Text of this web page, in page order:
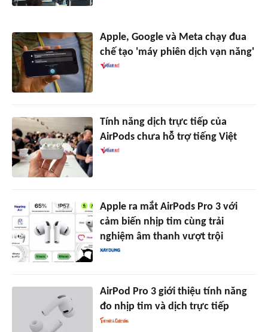
Apple, Google và Meta chạy đua
chế tạo 'máy phiên dịch vạn năng'
Tính năng dịch trực tiếp của
AirPods chưa hỗ trợ tiếng Việt
Apple ra mắt AirPods Pro 3 với
cảm biến nhịp tim cùng trải
nghiệm âm thanh vượt trội
AirPod Pro 3 giới thiệu tính năng
đo nhịp tim và dịch trực tiếp